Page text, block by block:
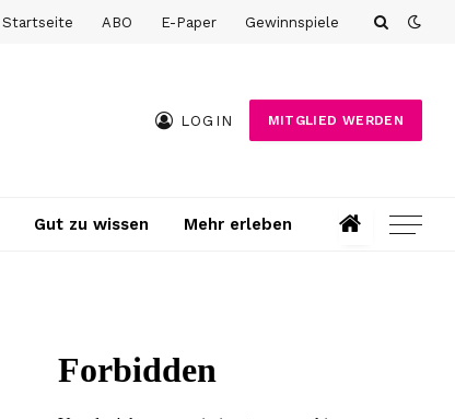
Startseite ABO E-Paper Gewinnspiele
LOGIN MITGLIED WERDEN
Gut zu wissen Mehr erleben